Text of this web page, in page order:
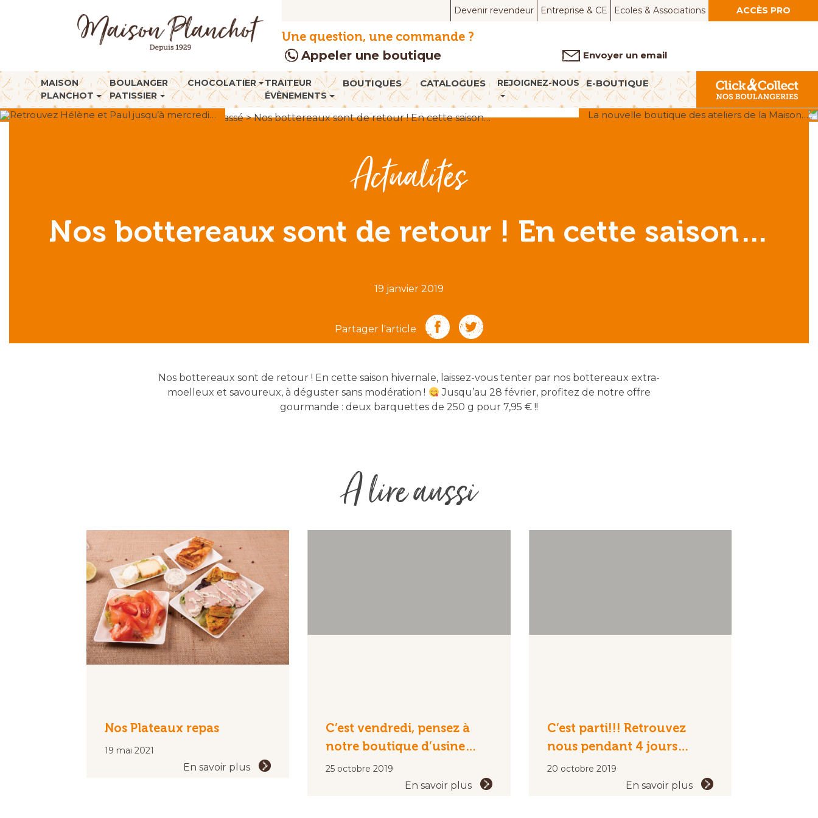
Devenir revendeur Entreprise & CE Ecoles & Associations ACCÈS PRO
Une question, une commande ?
Appeler une boutique
Envoyer un email
MAISON
PLANCHOT
BOULANGER
PATISSIER
CHOCOLATIER
TRAITEUR
ÉVÈNEMENTS
BOUTIQUES CATALOGUES REJOIGNEZ-NOUS E-BOUTIQUE
Accueil > Non classé > Nos bottereaux sont de retour ! En cette saison…
Retrouvez Hélène et Paul jusqu’à mercredi… La nouvelle boutique des ateliers de la Maison…
Actualités
Nos bottereaux sont de retour ! En cette saison…
19 janvier 2019
Partager l'article
Nos bottereaux sont de retour ! En cette saison hivernale, laissez-vous tenter par nos bottereaux extra-
moelleux et savoureux, à déguster sans modération !
Jusqu’au 28 février, profitez de notre offre
gourmande : deux barquettes de 250 g pour 7,95 € !!
A lire aussi
Nos Plateaux repas
19 mai 2021
En savoir plus
C’est vendredi, pensez à
notre boutique d’usine…
25 octobre 2019
En savoir plus
C’est parti!!! Retrouvez
nous pendant 4 jours…
20 octobre 2019
En savoir plus